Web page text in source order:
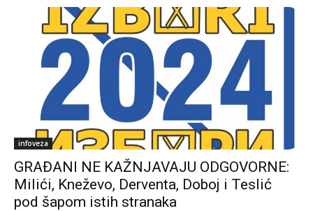
infoveza
GRAĐANI NE KAŽNJAVAJU ODGOVORNE:
Milići, Kneževo, Derventa, Doboj i Teslić
pod šapom istih stranaka